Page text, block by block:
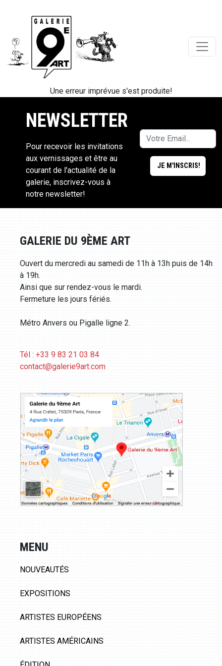
Une erreur imprévue s'est produite!
NEWSLETTER
Pour recevoir les invitations
aux vernissages et être au
courant de l'actualité de la
galerie, inscrivez-vous à
notre newsletter!
GALERIE DU 9ÈME ART
Ouvert du mercredi au samedi de 11h à 13h puis de 14h
à 19h.
Ainsi que sur rendez-vous le mardi.
Fermeture les jours fériés.
Métro Anvers ou Pigalle ligne 2.
Tél : +33 9 83 21 03 84
contact@galerie9art.com
MENU
NOUVEAUTÉS
EXPOSITIONS
ARTISTES EUROPÉENS
ARTISTES AMÉRICAINS